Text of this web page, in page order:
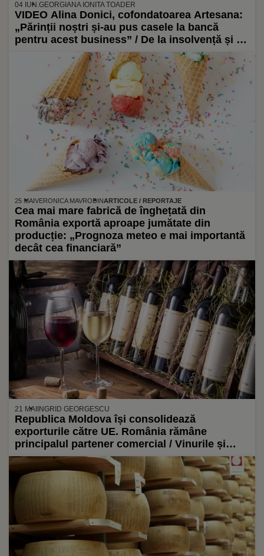
04 IUN.GEORGIANA IONITA TOADER
VIDEO Alina Donici, cofondatoarea Artesana:
„Părinții noștri și-au pus casele la bancă
pentru acest business” / De la insolvență și un
„an complet negru” la unul dintre cele mai
cunoscute branduri românești de lactate
artizanale
25 MAIVERONICA MAVRODINARTICOLE / REPORTAJE
Cea mai mare fabrică de înghețată din
România exportă aproape jumătate din
producție: „Prognoza meteo e mai importantă
decât cea financiară”
21 MAIINGRID GEORGESCU
Republica Moldova își consolidează
exporturile către UE. România rămâne
principalul partener comercial / Vinurile și
băuturile se numără printre principalele
categorii de mărfuri exportate